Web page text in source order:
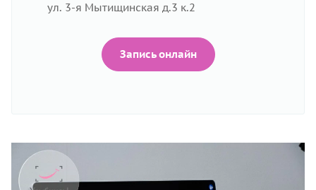
ул. 3-я Мытищинская д.3 к.2
Запись онлайн